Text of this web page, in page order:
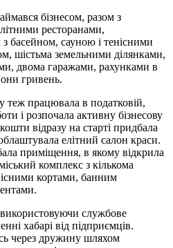
бізнесом, разом з
ресторанами,
басейном, сауною і тенісними
шістьма земельними ділянками,
двома гаражами, рахунками в
гривень.
теж працювала в податковій,
і розпочала активну бізнесову
відразу на старті придбала
елітний салон краси.
приміщення, в якому відкрила
комплекс з кількома
кортами, банним
службове
хабарі від підприємців.
через дружину шляхом